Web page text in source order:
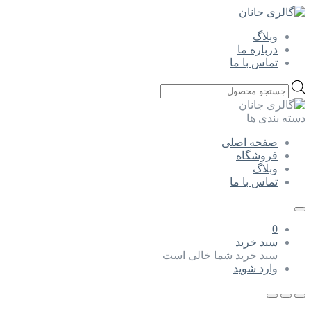
وبلاگ
درباره ما
تماس با ما
Products
search
دسته بندی ها
صفحه اصلی
فروشگاه
وبلاگ
تماس با ما
0
سبد خرید
سبد خرید شما خالی است
وارد شوید